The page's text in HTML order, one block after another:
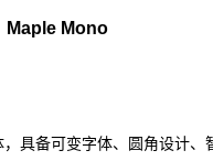
Maple Mono
具备可变字体、圆角设计